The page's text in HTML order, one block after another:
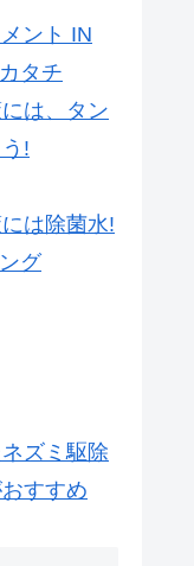
ント IN
タチ
は、タン
!
は除菌水!
グ
ズミ駆除
すすめ